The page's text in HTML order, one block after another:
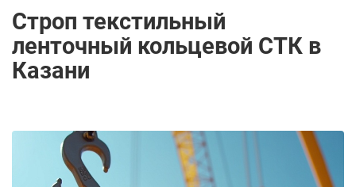
Болгарские
Прочее
Шинопроводы
Ремонт кранов
ТО, ПТО, ЧТО кранов
Строп текстильный
ленточный кольцевой СТК в
Казани